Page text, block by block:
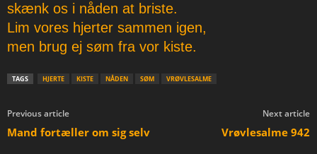
skænk os i nåden at briste.
Lim vores hjerter sammen igen,
men brug ej søm fra vor kiste.
TAGS HJERTE KISTE NÅDEN SØM VRØVLESALME
Previous article
Mand fortæller om sig selv
Next article
Vrøvlesalme 942